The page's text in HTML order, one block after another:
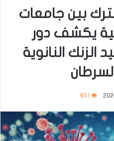
بين جامعات
يكشف دور
النانوية
651